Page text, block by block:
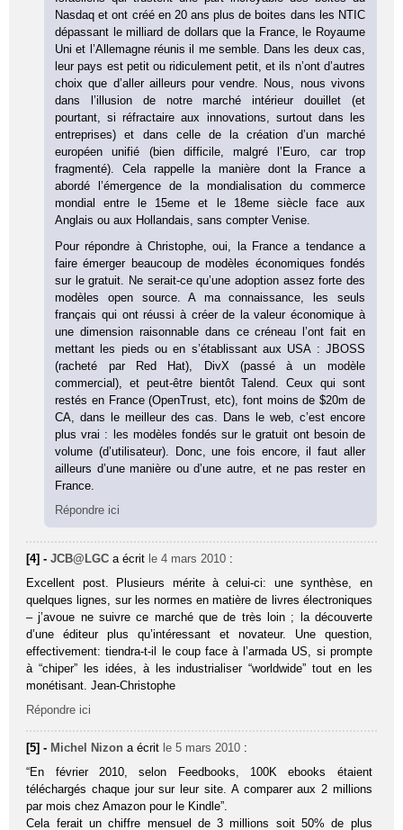
Nasdaq et ont créé en 20 ans plus de boites dans les NTIC
dépassant le milliard de dollars que la France, le Royaume
Uni et l’Allemagne réunis il me semble. Dans les deux cas,
leur pays est petit ou ridiculement petit, et ils n’ont d’autres
choix que d’aller ailleurs pour vendre. Nous, nous vivons
dans l’illusion de notre marché intérieur douillet (et
pourtant, si réfractaire aux innovations, surtout dans les
entreprises) et dans celle de la création d’un marché
européen unifié (bien difficile, malgré l’Euro, car trop
fragmenté). Cela rappelle la manière dont la France a
abordé l’émergence de la mondialisation du commerce
mondial entre le 15eme et le 18eme siècle face aux
Anglais ou aux Hollandais, sans compter Venise.
Pour répondre à Christophe, oui, la France a tendance a
faire émerger beaucoup de modèles économiques fondés
sur le gratuit. Ne serait-ce qu’une adoption assez forte des
modèles open source. A ma connaissance, les seuls
français qui ont réussi à créer de la valeur économique à
une dimension raisonnable dans ce créneau l’ont fait en
mettant les pieds ou en s’établissant aux USA : JBOSS
(racheté par Red Hat), DivX (passé à un modèle
commercial), et peut-être bientôt Talend. Ceux qui sont
restés en France (OpenTrust, etc), font moins de $20m de
CA, dans le meilleur des cas. Dans le web, c’est encore
plus vrai : les modèles fondés sur le gratuit ont besoin de
volume (d’utilisateur). Donc, une fois encore, il faut aller
ailleurs d’une manière ou d’une autre, et ne pas rester en
France.
Répondre ici
[4] -JCB@LGC a écrit le 4 mars 2010 :
Excellent post. Plusieurs mérite à celui-ci: une synthèse, en
quelques lignes, sur les normes en matière de livres électroniques
– j’avoue ne suivre ce marché que de très loin ; la découverte
d’une éditeur plus qu’intéressant et novateur. Une question,
effectivement: tiendra-t-il le coup face à l’armada US, si prompte
à “chiper” les idées, à les industrialiser “worldwide” tout en les
monétisant. Jean-Christophe
Répondre ici
[5] - Michel Nizon a écrit le 5 mars 2010 :
“En février 2010, selon Feedbooks, 100K ebooks étaient
téléchargés chaque jour sur leur site. A comparer aux 2 millions
par mois chez Amazon pour le Kindle”.
Cela ferait un chiffre mensuel de 3 millions soit 50% de plus